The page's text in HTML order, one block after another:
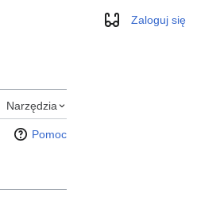
WyglądZaloguj się
Narzędzia
Pomoc